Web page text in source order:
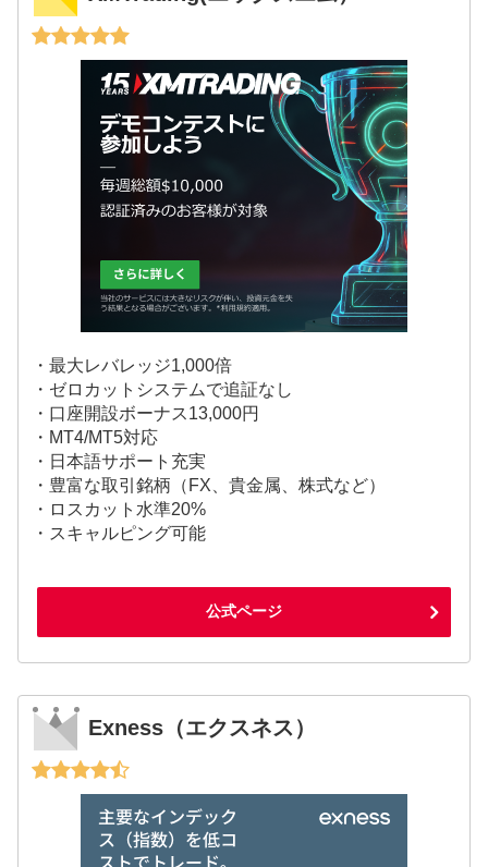
・最大レバレッジ1,000倍
・ゼロカットシステムで追証なし
・口座開設ボーナス13,000円
・MT4/MT5対応
・日本語サポート充実
・豊富な取引銘柄（FX、貴金属、株式など）
・ロスカット水準20%
・スキャルピング可能
公式ページ
Exness（エクスネス）